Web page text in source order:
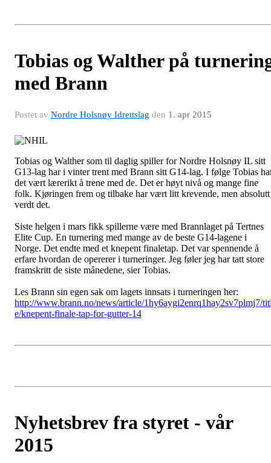
Tobias og Walther på
med Brann
Postet av Nordre Holsnøy Idrettslag den 1. apr 2015
Tobias og Walther som til daglig spiller for Nordre Holsnøy IL sitt
G13-lag har i vinter trent med Brann sitt G14-lag. I følge Tobias
det vært lærerikt å trene med de. Det er høyt nivå og mange fine
folk. Kjøringen frem og tilbake har vært litt krevende, men absolutt
verdt det.
Siste helgen i mars fikk spillerne være med Brannlaget på Tertnes
Elite Cup. En turnering med mange av de beste G14-lagene i
Norge. Det endte med et knepent finaletap. Det var spennende å
erfare hvordan de opererer i turneringer. Jeg føler jeg har tatt store
framskritt de siste månedene, sier Tobias.
Les Brann sin egen sak om lagets innsats i turneringen her:
http://www.brann.no/news/article/1hy6aygi2enrq1hay2sv7plmj7/
e/knepent-finale-tap-for-gutter-14
Nyhetsbrev fra styret - vår
2015